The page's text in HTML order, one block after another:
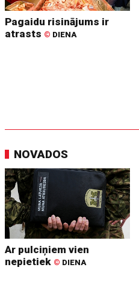
Pagaidu risinājums ir
atrasts © DIENA
NOVADOS
Ar pulciņiem vien
nepietiek © DIENA